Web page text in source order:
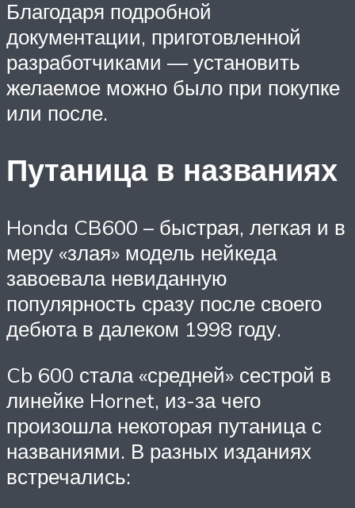
Благодаря подробной
документации, приготовленной
разработчиками — установить
желаемое можно было при покупке
или после.
Путаница в названиях
Honda CB600 – быстрая, легкая и в
меру «злая» модель нейкеда
завоевала невиданную
популярность сразу после своего
дебюта в далеком 1998 году.
Cb 600 стала «средней» сестрой в
линейке Hornet, из-за чего
произошла некоторая путаница с
названиями. В разных изданиях
встречались: